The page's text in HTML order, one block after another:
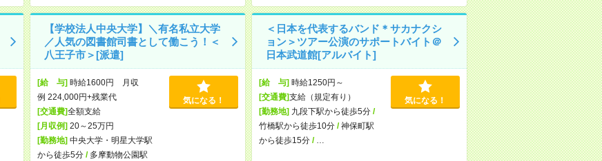
【学校法人中央大学】＼有名私立大学
／人気の図書館司書として働こう！＜
八王子市＞[派遣]
[給 与]時給1600円 月収
例 224,000円+残業代
[交通費]全額支給
[月収例]20～25万円
[勤務地]中央大学・明星大学駅
から徒歩5分/ 多摩動物公園駅
気になる！
＜日本を代表するバンド＊サカナクシ
ョン＞ツアー公演のサポートバイト＠
日本武道館[アルバイト]
[給 与]時給1250円～
[交通費]支給（規定有り）
[勤務地]九段下駅から徒歩5分/
竹橋駅から徒歩10分/神保町駅
から徒歩15分/
気になる！